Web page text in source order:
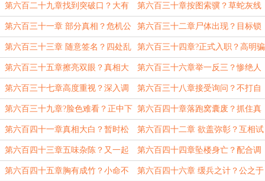
径 径
第六百二十九章找到突破口？大有
不同
第六百三十章按图索骥？草蛇灰线
第六百三十一章 部分真相？危机公
关？
第六百三十二章尸体出现？目标锁
定
第六百三十三章 随意签名？四处乱
跑
第六百三十四章?正式入职？高明骗
术
第六百三十五章擦亮双眼？真相大
白！
第六百三十六章举一反三？惨绝人
寰！
第六百三十七章高度重视？深入调
查？
第六百三十八章接受询问？不打自
招
第六百三十九章?脸色难看？正中下
怀
第六百四十章落跑窝囊废？抓住真
凶
第六百四十一章真相大白？暂时松
口气
第六百四十二章 欲盖弥彰？互相试
探
第六百四十三章五味杂陈？又一起
命案？
第六百四十四章坠楼身亡？配合调
查
第六百四十五章胸有成竹？小命不 第六百四十六章 缓兵之计？公之于